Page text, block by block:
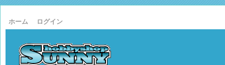
ホーム ログイン